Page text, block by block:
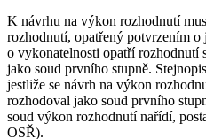
K návrhu na výkon rozhodnutí
rozhodnutí, opatřený potvrzením
o vykonatelnosti opatří rozhodnutí
jako soud prvního stupně.
jestliže se návrh na výkon
rozhodoval jako soud prvního
soud výkon rozhodnutí nařídí,
OSŘ).